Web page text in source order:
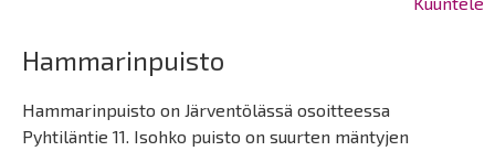
Hammarinpuisto
Hammarinpuisto on Järventölässä osoitteessa
Pyhtiläntie 11. Isohko puisto on suurten mäntyjen